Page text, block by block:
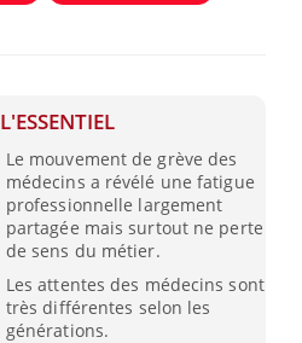
L'ESSENTIEL
Le mouvement de grève des
médecins a révélé une fatigue
professionnelle largement
partagée mais surtout ne perte
de sens du métier.
Les attentes des médecins sont
très différentes selon les
générations.